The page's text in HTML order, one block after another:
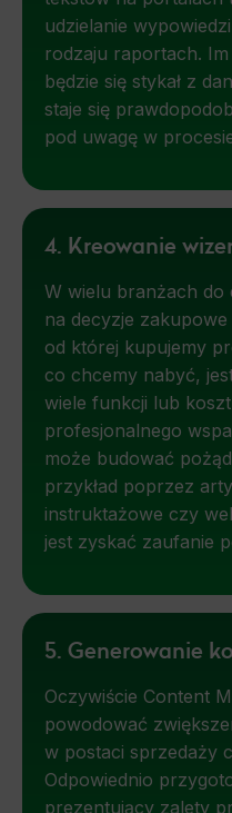
udzielanie
rodzaju raportach.
będzie się stykał z
staje się
pod uwagę w
4. Kreowanie
W wielu branżach do
na decyzje
od której kupujemy
co chcemy nabyć,
wiele funkcji lub
profesjonalnego
może budować
przykład poprzez
instruktażowe czy
jest zyskać zaufanie
5. Generowanie
Oczywiście Content
powodować
w postaci sprzedaży
Odpowiednio
prezentujący zalety